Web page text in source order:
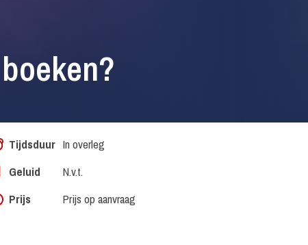
Tijdsduur In overleg
Geluid
N.v.t.
Prijs
Prijs op aanvraag